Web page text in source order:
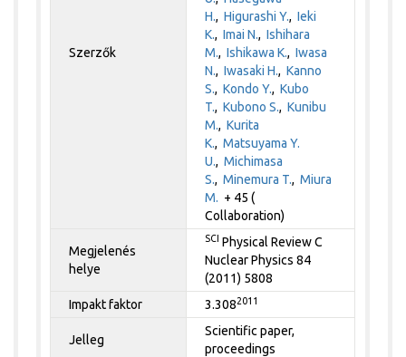
Szerzők
H.,Higurashi Y.,Ieki
K.,Imai N.,Ishihara
M.,Ishikawa K.,Iwasa
N.,Iwasaki H.,Kanno
S.,Kondo Y.,Kubo
T.,Kubono S.,Kunibu
M.,Kurita
K.,Matsuyama Y.
U.,Michimasa
S.,Minemura T.,Miura
M. + 45 (
Collaboration)
Megjelenés
helye
SCI Physical Review C
Nuclear Physics 84
(2011) 5808
Impakt faktor
3.3082011
Jelleg
Scientific paper,
proceedings